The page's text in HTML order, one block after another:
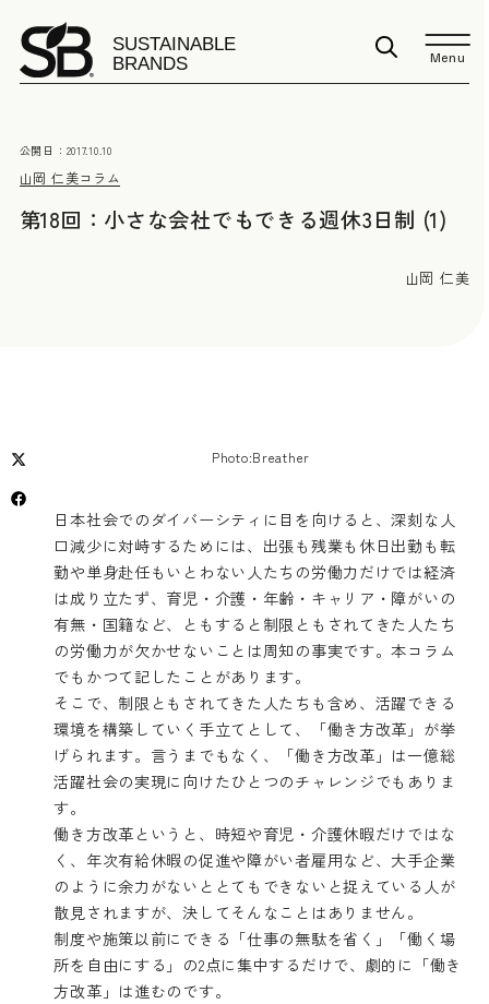
Menu
山岡 仁美コラム
公開日： 2017.10.10
第18回：小さな会社でもできる週休3日制 (1)
山岡 仁美
Photo:Breather
日本社会でのダイバーシティに目を向けると、深刻な人
口減少に対峙するためには、出張も残業も休日出勤も転
勤や単身赴任もいとわない人たちの労働力だけでは経済
は成り立たず、育児・介護・年齢・キャリア・障がいの
有無・国籍など、ともすると制限ともされてきた人たち
の労働力が欠かせないことは周知の事実です。本コラム
でもかつて記したことがあります。
そこで、制限ともされてきた人たちも含め、活躍できる
環境を構築していく手立てとして、「働き方改革」が挙
げられます。言うまでもなく、「働き方改革」は一億総
活躍社会の実現に向けたひとつのチャレンジでもありま
す。
働き方改革というと、時短や育児・介護休暇だけではな
く、年次有給休暇の促進や障がい者雇用など、大手企業
のように余力がないととてもできないと捉えている人が
散見されますが、決してそんなことはありません。
制度や施策以前にできる「仕事の無駄を省く」「働く場
所を自由にする」の2点に集中するだけで、劇的に「働き
方改革」は進むのです。